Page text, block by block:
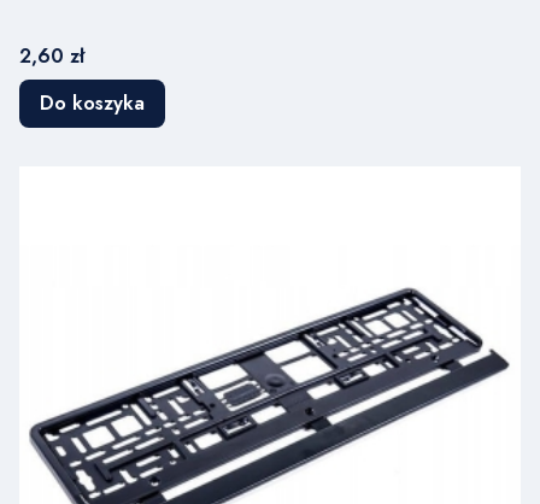
Cena
2,60 zł
Do koszyka